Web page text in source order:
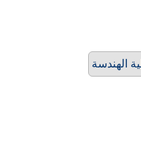
الهندسة